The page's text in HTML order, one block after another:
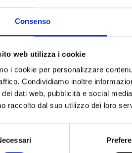
Consenso
web utilizza i cookie
i cookie per personalizzare
Condividiamo inoltre
dei dati web, pubblicità e social
raccolto dal suo utilizzo dei loro
scopo di valorizzare
conosciuto e che a volte
di riscoprire una
gratuito.
manifestazione o della